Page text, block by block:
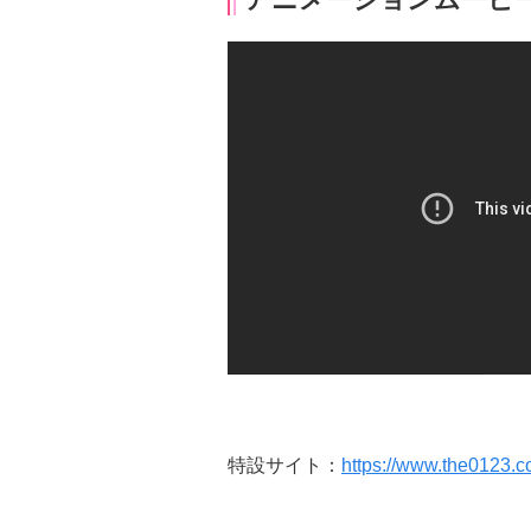
特設サイト： https://